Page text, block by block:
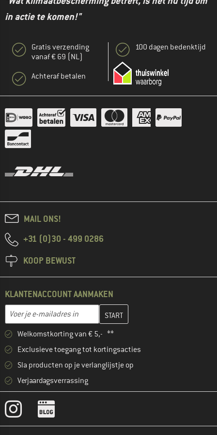
in actie te komen!"
Gratis verzending
vanaf € 69 (NL)
Achteraf betalen
100 dagen bedenktijd
MAIL ONS!
+31 (0)30 - 499 0286
KOOP BEWUST
KLANTENACCOUNT AANMAKEN
E-mailadres
Vul je e-mailadres hier in en maak in de volgende stap je
Welkomstkorting van € 5,- **
Exclusieve toegang tot kortingsacties
Sla producten op je verlanglijstje op
Verjaardagsverrassing